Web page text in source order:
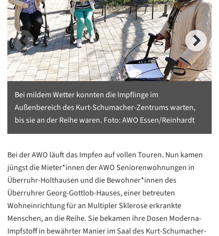
Bei mildem Wetter konnten die Impflinge im
Außenbereich des Kurt-Schumacher-Zentrums warten,
bis sie an der Reihe waren. Foto: AWO Essen/Reinhardt
Bei der AWO läuft das Impfen auf vollen Touren. Nun kamen
jüngst die Mieter*innen der AWO Seniorenwohnungen in
Überruhr-Holthausen und die Bewohner*innen des
Überruhrer Georg-Gottlob-Hauses, einer betreuten
Wohneinrichtung für an Multipler Sklerose erkrankte
Menschen, an die Reihe. Sie bekamen ihre Dosen Moderna-
Impfstoff in bewährter Manier im Saal des Kurt-Schumacher-